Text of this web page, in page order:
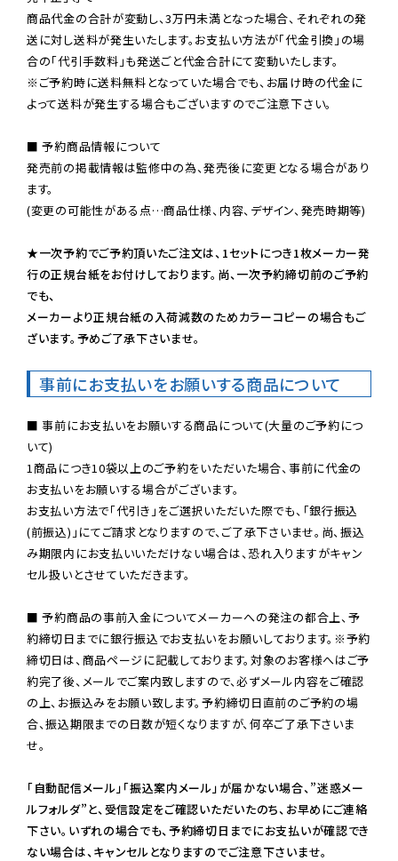
商品代金の合計が変動し、3万円未満となった場合、それぞれの発
送に対し送料が発生いたします。お支払い方法が「代金引換」の場
※ご予約時に送料無料となっていた場合でも、お届け時の代金に
よって送料が発生する場合もございますのでご注意下さい。
■ 予約商品情報について
発売前の掲載情報は監修中の為、発売後に変更となる場合があり
ます。
(変更の可能性がある点…商品仕様、内容、デザイン、発売時期等)
★一次予約でご予約頂いたご注文は、1セットにつき1枚メーカー発
行の正規台紙をお付けしております。尚、一次予約締切前のご予約
でも、
メーカーより正規台紙の入荷減数のためカラーコピーの場合もご
ざいます。予めご了承下さいませ。
事前にお支払いをお願いする商品について
■ 事前にお支払いをお願いする商品について(大量のご予約につ
いて)
1商品につき10袋以上のご予約をいただいた場合、事前に代金の
お支払いをお願いする場合がございます。
お支払い方法で「代引き」をご選択いただいた際でも、「銀行振込
(前振込)」にてご請求となりますので、ご了承下さいませ。尚、振込
み期限内にお支払いいただけない場合は、恐れ入りますがキャン
セル扱いとさせていただきます。
■ 予約商品の事前入金についてメーカーへの発注の都合上、予
約締切日までに銀行振込でお支払いをお願いしております。※予約
締切日は、商品ページに記載しております。対象のお客様へはご予
約完了後、メールでご案内致しますので、必ずメール内容をご確認
の上、お振込みをお願い致します。予約締切日直前のご予約の場
合、振込期限までの日数が短くなりますが、何卒ご了承下さいま
せ。
「自動配信メール」「振込案内メール」が届かない場合、”迷惑メー
ルフォルダ”と、受信設定をご確認いただいたのち、お早めにご連絡
下さい。いずれの場合でも、予約締切日までにお支払いが確認でき
ない場合は、キャンセルとなりますのでご注意下さいませ。